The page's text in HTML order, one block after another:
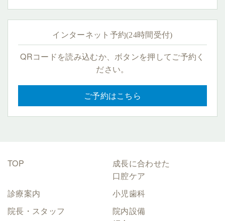
インターネット予約(24時間受付)
QRコードを読み込むか、ボタンを押してご予約く
ださい。
ご予約はこちら
TOP
成長に合わせた
口腔ケア
診療案内
小児歯科
院長・スタッフ
院内設備